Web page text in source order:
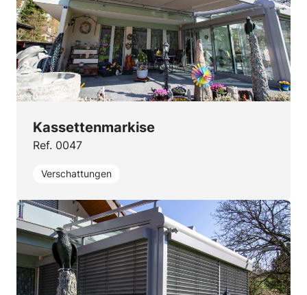
Kassettenmarkise
Ref. 0047
Verschattungen